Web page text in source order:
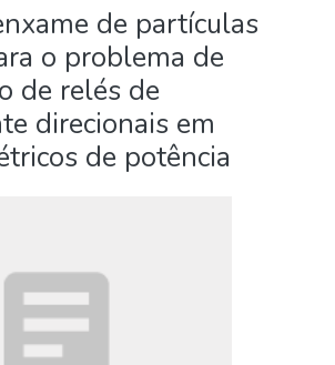
de partículas
o problema de
de relés de
direcionais em
de potência